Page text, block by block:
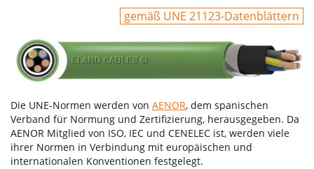
gemäß UNE 21123-Datenblättern
Die UNE-Normen werden von AENOR, dem spanischen
Verband für Normung und Zertifizierung, herausgegeben. Da
AENOR Mitglied von ISO, IEC und CENELEC ist, werden viele
ihrer Normen in Verbindung mit europäischen und
internationalen Konventionen festgelegt.